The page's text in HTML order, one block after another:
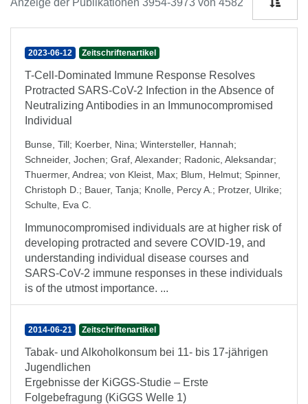
Anzeige der Publikationen 3954-3973 von 4582
2023-06-12 Zeitschriftenartikel
T-Cell-Dominated Immune Response Resolves
Protracted SARS-CoV-2 Infection in the Absence of
Neutralizing Antibodies in an Immunocompromised
Individual
Bunse, Till; Koerber, Nina; Wintersteller, Hannah;
Schneider, Jochen; Graf, Alexander; Radonic, Aleksandar;
Thuermer, Andrea; von Kleist, Max; Blum, Helmut; Spinner,
Christoph D. ; Bauer, Tanja; Knolle, Percy A. ; Protzer, Ulrike;
Schulte, Eva C.
Immunocompromised individuals are at higher risk of
developing protracted and severe COVID-19, and
understanding individual disease courses and
SARS-CoV-2 immune responses in these individuals
is of the utmost importance. ...
2014-06-21 Zeitschriftenartikel
Tabak- und Alkoholkonsum bei 11- bis 17-jährigen
Jugendlichen
Ergebnisse der KiGGS-Studie – Erste
Folgebefragung (KiGGS Welle 1)